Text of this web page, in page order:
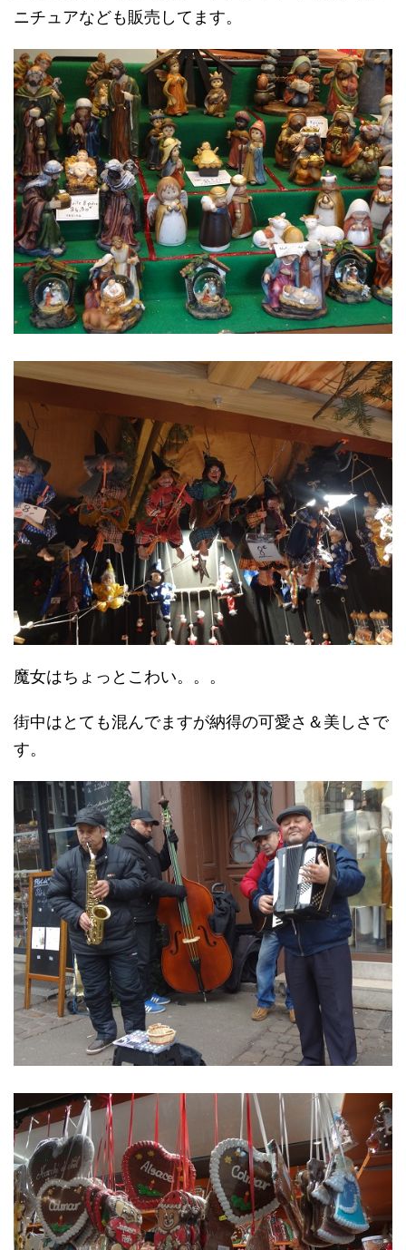
ニチュアなども販売してます。
魔女はちょっとこわい。。。
街中はとても混んでますが納得の可愛さ＆美しさで
す。